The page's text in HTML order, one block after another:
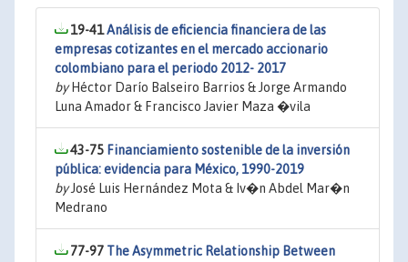
19-41Análisis de eficiencia financiera de las
empresas cotizantes en el mercado accionario
colombiano para el periodo 2012- 2017
byHéctor Darío Balseiro Barrios & Jorge Armando
Luna Amador & Francisco Javier Maza �vila
43-75 Financiamiento sostenible de la inversión
pública: evidencia para México, 1990-2019
byJosé Luis Hernández Mota & Iv�n Abdel Mar�n
Medrano
77-97 The Asymmetric Relationship Between